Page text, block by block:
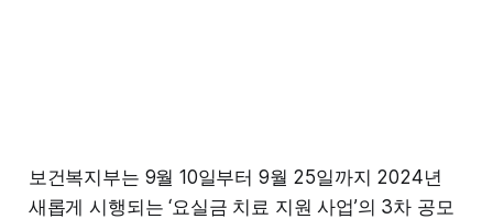
보건복지부는 9월 10일부터 9월 25일까지 2024년
새롭게 시행되는 ‘요실금 치료 지원 사업’의 3차 공모